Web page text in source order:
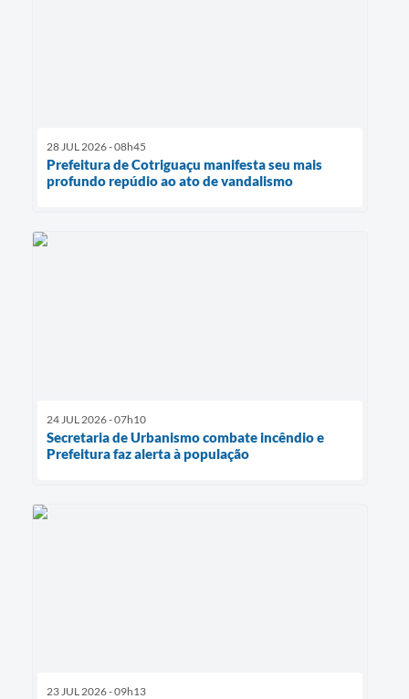
28 JUL 2026 - 08h45
Prefeitura de Cotriguaçu manifesta seu mais
profundo repúdio ao ato de vandalismo
24 JUL 2026 - 07h10
Secretaria de Urbanismo combate incêndio e
Prefeitura faz alerta à população
23 JUL 2026 - 09h13